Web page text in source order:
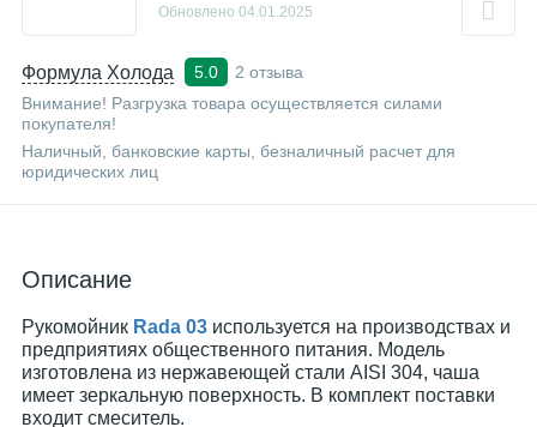
Формула Холода 5.0
2 отзыва
Внимание! Разгрузка товара осуществляется силами
покупателя!
Наличный, банковские карты, безналичный расчет для
юридических лиц
Обновлено 04.01.2025
Описание
Рукомойник Rada 03 используется на производствах и
предприятиях общественного питания. Модель
изготовлена из нержавеющей стали AISI 304, чаша
имеет зеркальную поверхность. В комплект поставки
входит смеситель.